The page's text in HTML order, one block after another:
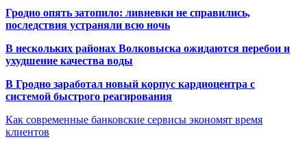
Гродно опять затопило: ливневки не справились,
последствия устраняли всю ночь
В нескольких районах Волковыска ожидаются перебои и
ухудшение качества воды
В Гродно заработал новый корпус кардиоцентра с
системой быстрого реагирования
Как современные банковские сервисы экономят время
клиентов